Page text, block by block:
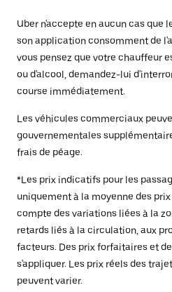
Uber n'accepte en aucun cas que
son application consomment de
vous pensez que votre chauffeur
ou d'alcool, demandez-lui
course immédiatement.
Les véhicules commerciaux
gouvernementales
frais de péage.
*Les prix indicatifs pour les
uniquement à la moyenne des
compte des variations liées à la
retards liés à la circulation, aux
facteurs. Des prix forfaitaires et
s'appliquer. Les prix réels des
peuvent varier.